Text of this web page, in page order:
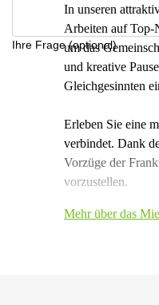
Ihre Frage (optional)
In unseren
Arbeiten auf Top-
um das
und kreative
Gleichgesinnten
Erleben Sie eine
verbindet. Dank
Vorzüge der
vorzustellen.
Mehr über das